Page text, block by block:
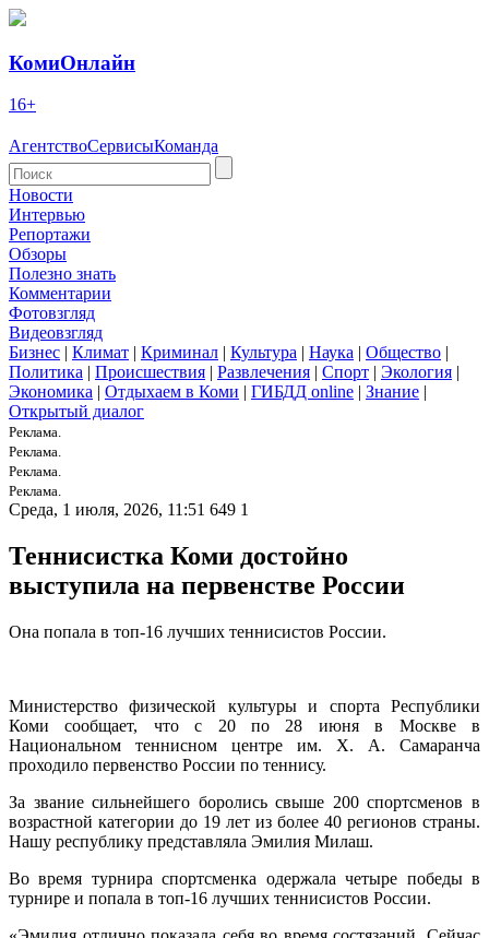
КомиОнлайн
16+
АгентствоСервисыКоманда
Новости
Интервью
Репортажи
Обзоры
Полезно знать
Комментарии
Фотовзгляд
Видеовзгляд
Бизнес | Климат | Криминал | Культура | Наука | Общество |
Политика | Происшествия | Развлечения | Спорт | Экология |
Экономика | Отдыхаем в Коми | ГИБДД online | Знание |
Открытый диалог
Реклама.
Реклама.
Реклама.
Реклама.
Среда, 1 июля, 2026, 11:51 649 1
Теннисистка Коми достойно
выступила на первенстве России
Она попала в топ-16 лучших теннисистов России.
Министерство физической культуры и спорта Республики
Коми сообщает, что с 20 по 28 июня в Москве в
Национальном теннисном центре им. Х. А. Самаранча
проходило первенство России по теннису.
За звание сильнейшего боролись свыше 200 спортсменов в
возрастной категории до 19 лет из более 40 регионов страны.
Нашу республику представляла Эмилия Милаш.
Во время турнира спортсменка одержала четыре победы в
турнире и попала в топ-16 лучших теннисистов России.